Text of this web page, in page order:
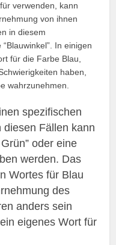
verwenden, kann
von ihnen
in diesem
In einigen
für die Farbe Blau,
haben,
wahrzunehmen.
spezifischen
diesen Fällen kann
oder eine
werden. Das
Wortes für Blau
des
anders sein
eigenes Wort für